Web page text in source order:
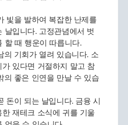
빛을 발하여 복잡한 난제를
날입니다. 고정관념에서 벗
할 때 행운이 따릅니다.
의 기회가 열려 있습니다. 소
있다면 거절하지 말고 참
의 좋은 인연을 만날 수 있습
돈이 되는 날입니다. 금융 시
재테크 소식에 귀를 기울